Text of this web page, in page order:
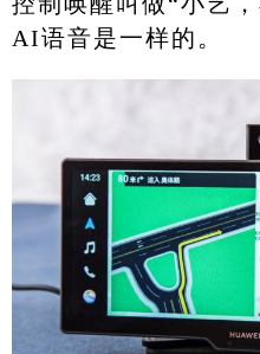
AI语音是一样的。